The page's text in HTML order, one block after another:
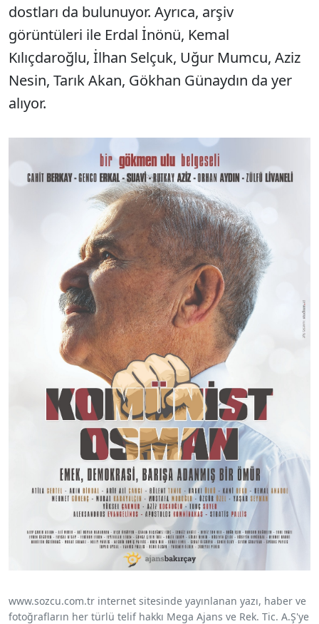
dostları da bulunuyor. Ayrıca, arşiv
görüntüleri ile Erdal İnönü, Kemal
Kılıçdaroğlu, İlhan Selçuk, Uğur Mumcu, Aziz
Nesin, Tarık Akan, Gökhan Günaydın da yer
alıyor.
www.sozcu.com.tr internet sitesinde yayınlanan yazı, haber ve
fotoğrafların her türlü telif hakkı Mega Ajans ve Rek. Tic. A.Ş'ye